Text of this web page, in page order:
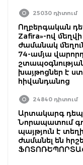
25030 դիտում
Ողբերգական
Zafira»-ով
ժամանակ
74-ամյա
շտապօգնության
խայթոցներ է
հիվանդանոց
24840 դիտում
Արտակարգ
Նորապատում
պայթյուն է
ժամանել են